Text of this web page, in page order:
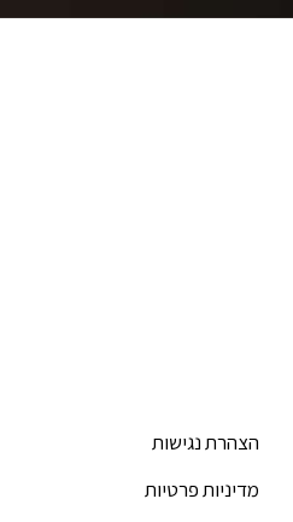
הצהרת נגישות
מדיניות פרטיות